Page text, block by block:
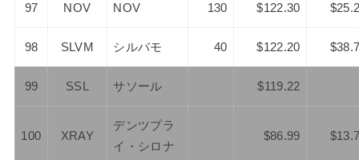
97 NOV NOV 130 $122.30
98 SLVM シルバモ 40 $122.20
99 SSL サソール $119.22
100 XRAY
デンツプラ
イ・シロナ
$86.99